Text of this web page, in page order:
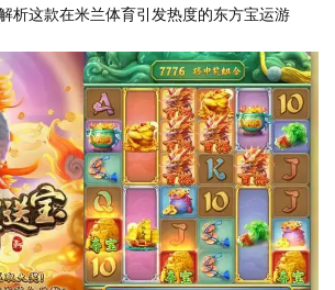
析这款在米兰体育引发热度的东方宝运游